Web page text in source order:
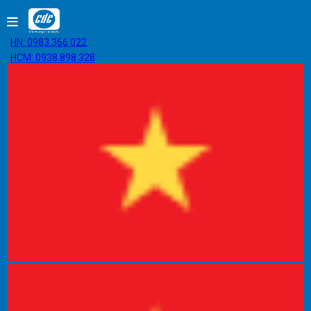
HN: 0983.366.022
HCM: 0938.898.328